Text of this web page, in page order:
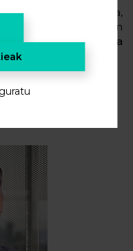
gutxiagokoa,
etorkizunean
gelaxkak egoera
dute.